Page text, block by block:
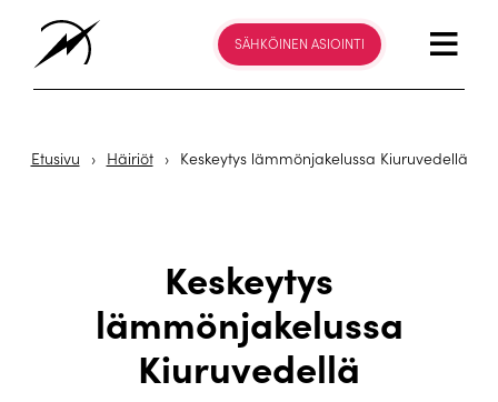
SÄHKÖINEN ASIOINTI
Etusivu › Häiriöt › Keskeytys lämmönjakelussa Kiuruvedellä
Keskeytys
lämmönjakelussa
Kiuruvedellä